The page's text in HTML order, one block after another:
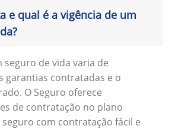
e qual é a vigência de um
seguro de vida varia de
garantias contratadas e o
O Seguro oferece
de contratação no plano
com contratação fácil e